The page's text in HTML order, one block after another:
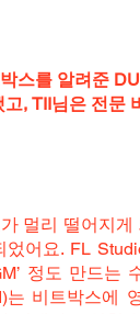
스를 알려준
, TII님은 전문
멀리 떨어지게
어요. FL
정도 만드는
는 비트박스에